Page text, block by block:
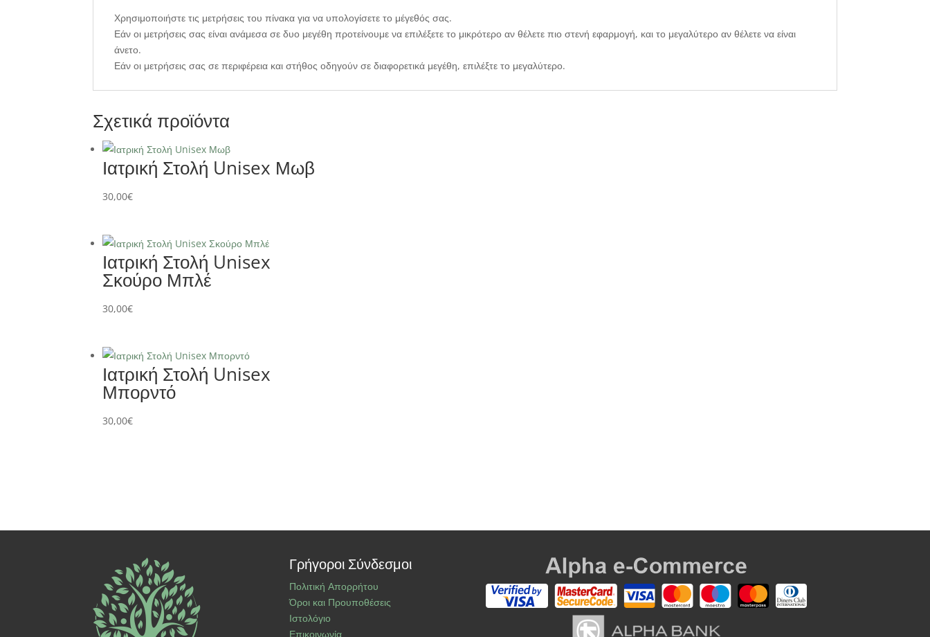
Χρησιμοποιήστε τις μετρήσεις του πίνακα για να υπολογίσετε το μέγεθός σας.
Εάν οι μετρήσεις σας είναι ανάμεσα σε δυο μεγέθη προτείνουμε να επιλέξετε το μικρότερο αν θέλετε πιο στενή εφαρμογή, και το μεγαλύτερο αν θέλετε να είναι
άνετο.
Εάν οι μετρήσεις σας σε περιφέρεια και στήθος οδηγούν σε διαφορετικά μεγέθη, επιλέξτε το μεγαλύτερο.
Σχετικά προϊόντα
Ιατρική Στολή Unisex Μωβ
30,00€
Ιατρική Στολή Unisex
Σκούρο Μπλέ
30,00€
Ιατρική Στολή Unisex
Μπορντό
30,00€
Γρήγοροι Σύνδεσμοι
Πολιτική Απορρήτου
Όροι και Προυποθέσεις
Ιστολόγιο
Επικοινωνία